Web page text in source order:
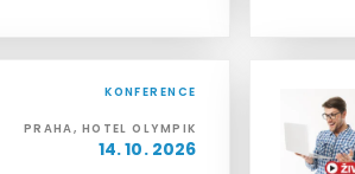
KONFERENCE
PRAHA, HOTEL OLYMPIK
14. 10. 2026